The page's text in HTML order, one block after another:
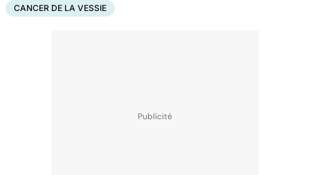
CANCER DE LA VESSIE